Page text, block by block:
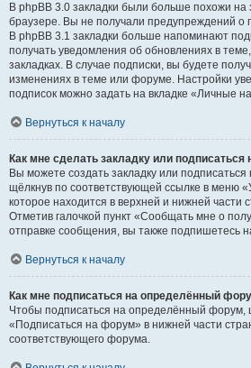
В phpBB 3.0 закладки были больше похожи на
браузере. Вы не получали предупреждений
В phpBB 3.1 закладки больше напоминают
получать уведомления об обновлениях в
закладках. В случае подписки, вы будете
изменениях в теме или форуме. Настройки
подписок можно задать на вкладке «Личные
Вернуться к началу
Как мне сделать закладку или
Вы можете создать закладку или
щёлкнув по соответствующей ссылке в меню
которое находится в верхней и нижней части
Отметив галочкой пункт «Сообщать мне о
отправке сообщения, вы также подпишетесь
Вернуться к началу
Как мне подписаться на определённый
Чтобы подписаться на определённый форум,
«Подписаться на форум» в нижней части
соответствующего форума.